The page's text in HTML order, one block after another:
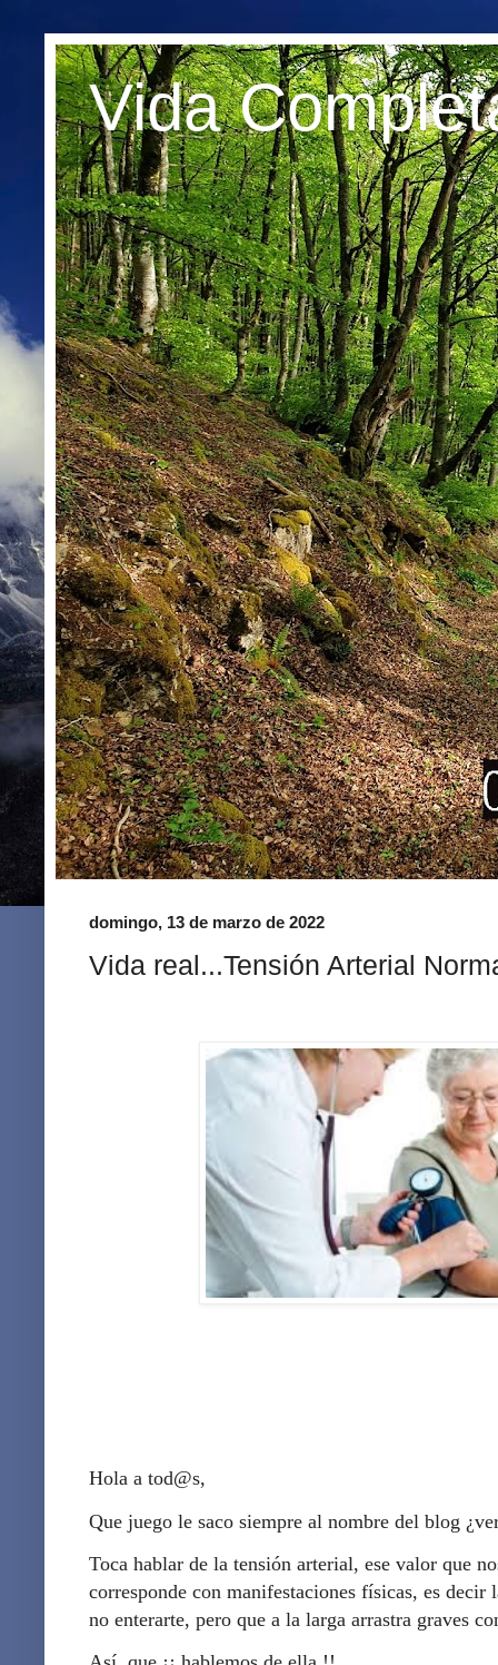
Vida
domingo, 13 de marzo de 2022
Vida real...Tensión Arterial
Hola a tod@s,
Que juego le saco siempre al nombre del blog
Toca hablar de la tensión arterial, ese valor que
corresponde con manifestaciones físicas, es decir
no enterarte, pero que a la larga arrastra graves